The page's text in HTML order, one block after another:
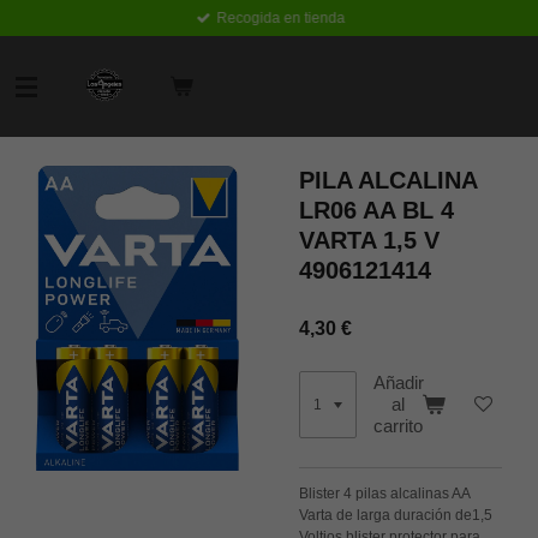
Recogida en tienda
PILA ALCALINA
LR06 AA BL 4
VARTA 1,5 V
4906121414
4,30 €
Añadir
al
carrito
Blister 4 pilas alcalinas AA
Varta de larga duración de1,5